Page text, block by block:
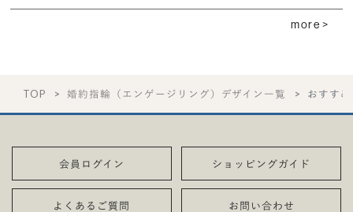
more >
TOP 婚約指輪（エンゲージリング）デザイン一覧 おすす
会員ログイン ショッピングガイド
よくあるご質問 お問い合わせ